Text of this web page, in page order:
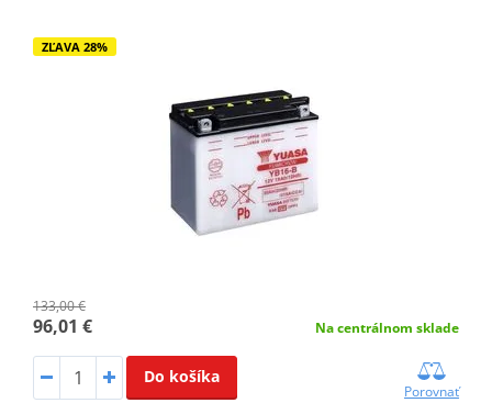
ZĽAVA 28%
133,00 €
96,01 € Na centrálnom sklade
Do košíka
Porovnať